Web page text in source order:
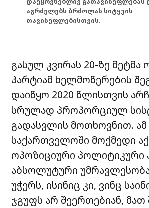
აგრძელებს ბრძოლას სიტყვის
თავისუფლებისთვის.
გასულ კვირას 20-ზე მეტმა
პარტიამ ხელმოწერების
დაიწყო 2020 წლისთვის
სრულად პროპორციულ
გადასვლის მოთხოვნით.
საქართველოში მოქმედი
ოპოზიციური პოლიტიკური
აბსოლუტური
უჭერს, ისინიც კი, ვინც
ჯგუფს არ შეერთებიან,